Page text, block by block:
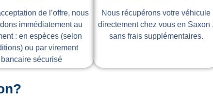
de l’offre, nous
immédiatement au
: en espèces (selon
ou par virement
bancaire sécurisé
Nous récupérons votre véhicule
directement chez vous en Saxon ,
sans frais supplémentaires.